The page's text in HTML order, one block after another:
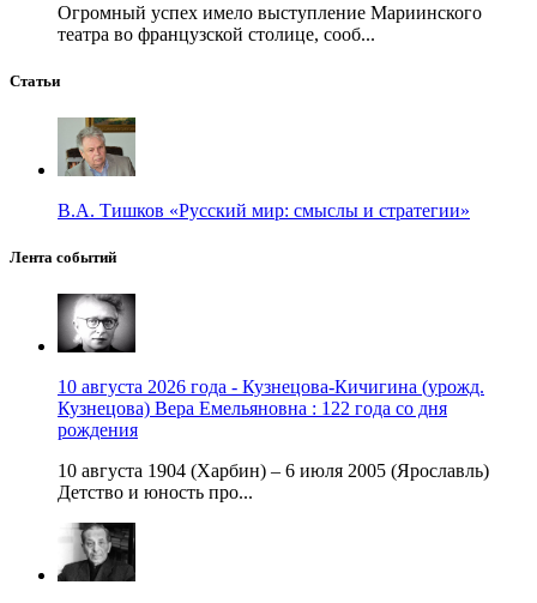
Огромный успех имело выступление Мариинского
театра во французской столице, сооб...
Статьи
В.А. Тишков «Русский мир: смыслы и стратегии»
Лента событий
10 августа 2026 года - Кузнецова-Кичигина (урожд.
Кузнецова) Вера Емельяновна : 122 года со дня
рождения
10 августа 1904 (Харбин) – 6 июля 2005 (Ярославль)
Детство и юность про...